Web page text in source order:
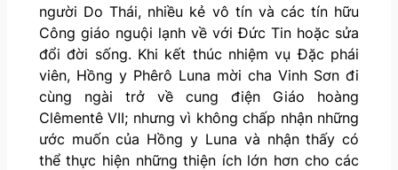
người Do Thái, nhiều kẻ vô tín và các tín hữu
Công giáo nguội lạnh về với Đức Tin hoặc sửa
đổi đời sống. Khi kết thúc nhiệm vụ Đặc phái
viên, Hồng y Phêrô Luna mời cha Vinh Sơn đi
cùng ngài trở về cung điện Giáo hoàng
Clêmentê VII; nhưng vì không chấp nhận những
ước muốn của Hồng y Luna và nhận thấy có
thể thực hiện những thiện ích lớn hơn cho các